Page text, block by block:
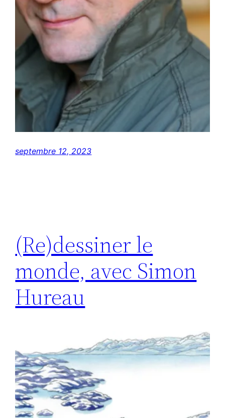
septembre 12, 2023
(Re)dessiner le
monde, avec Simon
Hureau